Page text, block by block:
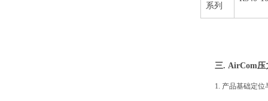
系列
三. AirCom压
1. 产品基础定